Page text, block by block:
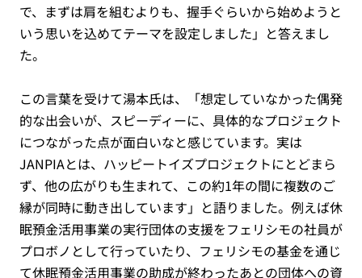
で、まずは肩を組むよりも、握手ぐらいから始めようと
いう思いを込めてテーマを設定しました」と答えまし
た。
この言葉を受けて湯本氏は、「想定していなかった偶発
的な出会いが、スピーディーに、具体的なプロジェクト
につながった点が面白いなと感じています。実は
JANPIAとは、ハッピートイズプロジェクトにとどまら
ず、他の広がりも生まれて、この約1年の間に複数のご
縁が同時に動き出しています」と語りました。例えば休
眠預金活用事業の実行団体の支援をフェリシモの社員が
プロボノとして行っていたり、フェリシモの基金を通じ
て休眠預金活用事業の助成が終わったあとの団体への資